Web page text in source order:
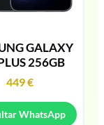
GALAXY
256GB
449€
WhatsApp